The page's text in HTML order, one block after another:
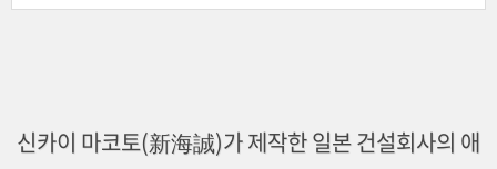
신카이 마코토(新海誠)가 제작한 일본 건설회사의 애